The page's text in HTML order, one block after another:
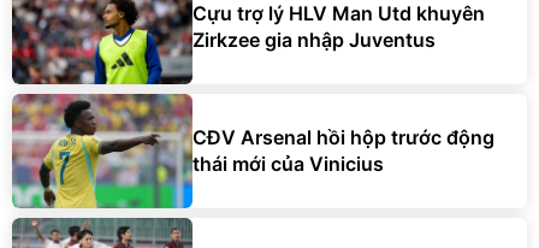
Cựu trợ lý HLV Man Utd khuyên
Zirkzee gia nhập Juventus
CĐV Arsenal hồi hộp trước động
thái mới của Vinicius